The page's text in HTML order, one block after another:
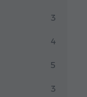
3
4
5
3